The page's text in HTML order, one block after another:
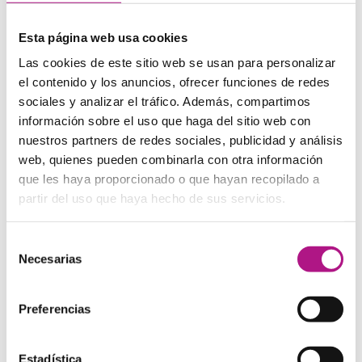
Esta página web usa cookies
Las cookies de este sitio web se usan para personalizar
el contenido y los anuncios, ofrecer funciones de redes
sociales y analizar el tráfico. Además, compartimos
información sobre el uso que haga del sitio web con
nuestros partners de redes sociales, publicidad y análisis
web, quienes pueden combinarla con otra información
que les haya proporcionado o que hayan recopilado a
partir del uso que haya hecho de sus servicios.
Necesarias
Preferencias
Estadística
1) Completa los huecos con la palabra apropiada
a) Mary said: “I’m fed up with my boyfriend”
Mary said she _______ with _______ boyfriend.
b) Peter said: “Titanic is the best movie I’ve ever seen”
Peter said that Titanic _______ the best movie he _______.
c) My aunt told me, “I am going to go to Barcelona”
d) The English teacher told us: “You should be able to
The English teacher told us that _______ to pass the
Advanced _______.